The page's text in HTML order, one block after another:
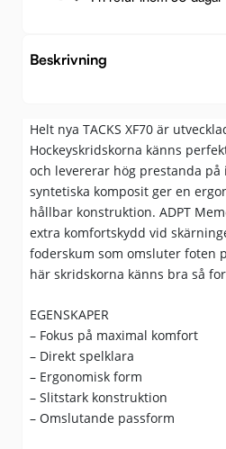
Beskrivning
Helt nya TACKS XF70 är
Hockeyskridskorna känns
och levererar hög prestanda på
syntetiska komposit ger en
hållbar konstruktion. ADPT
extra komfortskydd vid
foderskum som omsluter foten
här skridskorna känns bra så
EGENSKAPER
– Fokus på maximal komfort
– Direkt spelklara
– Ergonomisk form
– Slitstark konstruktion
– Omslutande passform